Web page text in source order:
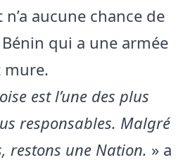
n’a aucune chance de
qui a une armée
mure.
est l’une des plus
responsables. Malgré
restons une Nation. » a